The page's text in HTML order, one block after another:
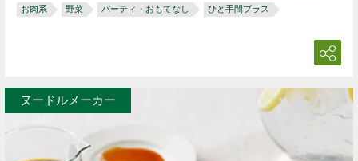
お肉系
野菜 パーティ・おもてなし ひと手間プラス
ヌードルメーカー